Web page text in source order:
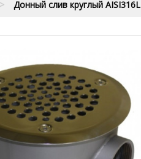
Донный слив круглый AISI316L